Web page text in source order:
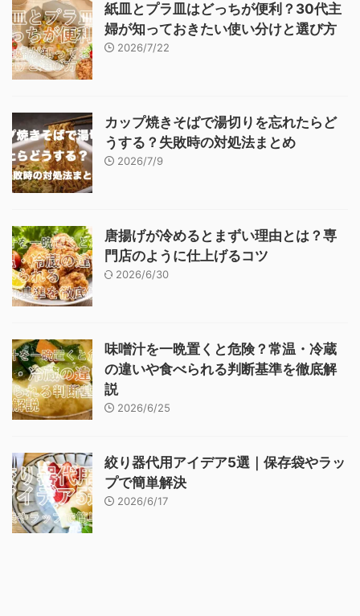
紙皿とプラ皿はどっちが便利？30代主
婦が知っておきたい使い分けと選び方
2026/7/22
カップ焼きそばで湯切りを忘れたらど
うする？失敗時の対処法まとめ
2026/7/9
唐揚げが冷めるとまずい理由とは？専
門店のように仕上げるコツ
2026/6/30
味噌汁を一晩置くと危険？常温・冷蔵
の違いや食べられる判断基準を徹底解
説
2026/6/25
絞り器代用アイデア5選｜保存袋やラッ
プで簡単解決
2026/6/17